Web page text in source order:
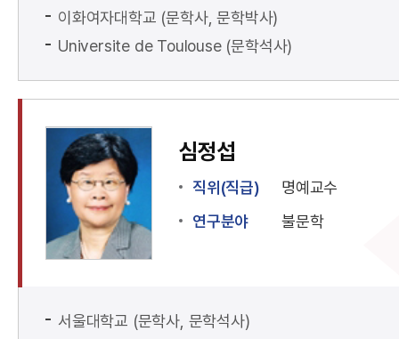
이화여자대학교 (문학사, 문학박사)
Universite de Toulouse (문학석사)
심정섭
직위(직급)
명예교수
연구분야
불문학
서울대학교 (문학사, 문학석사)